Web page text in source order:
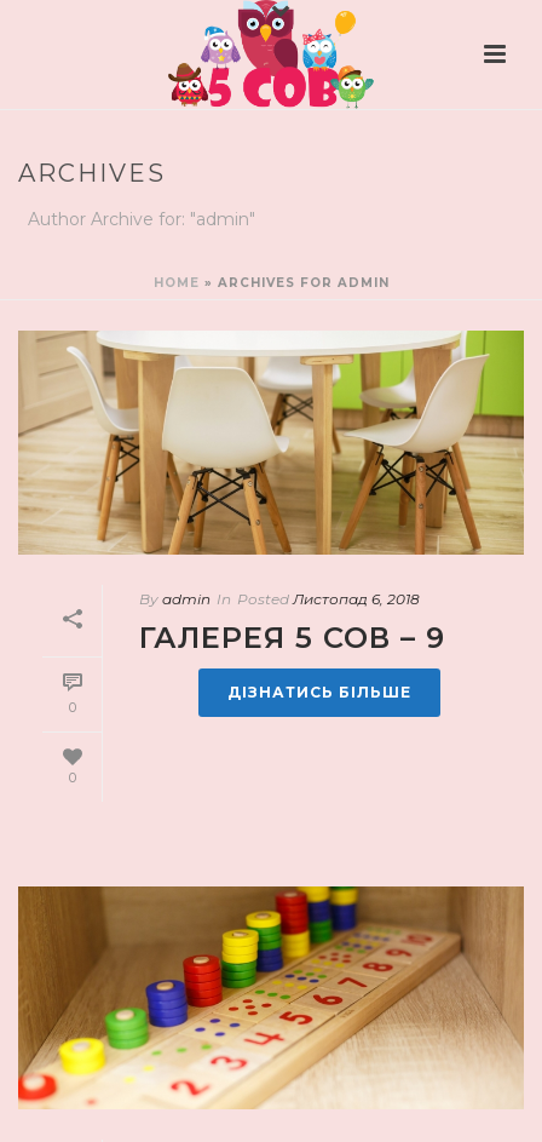
ARCHIVES
Author Archive for: "admin"
HOME » ARCHIVES FOR ADMIN
0
0
By admin In Posted Листопад 6, 2018
ГАЛЕРЕЯ 5 СОВ – 9
ДІЗНАТИСЬ БІЛЬШЕ